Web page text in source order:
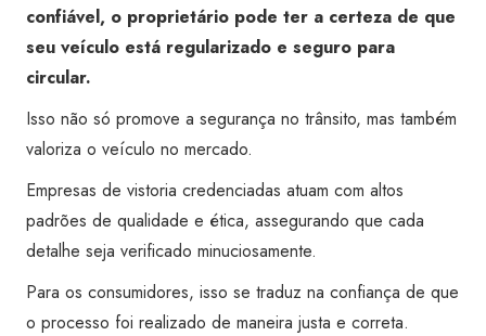
confiável, o proprietário pode ter a certeza de que
seu veículo está regularizado e seguro para
circular.
Isso não só promove a segurança no trânsito, mas também
valoriza o veículo no mercado.
Empresas de vistoria credenciadas atuam com altos
padrões de qualidade e ética, assegurando que cada
detalhe seja verificado minuciosamente.
Para os consumidores, isso se traduz na confiança de que
o processo foi realizado de maneira justa e correta.